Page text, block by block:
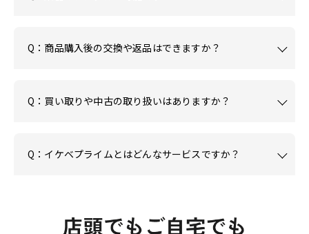
Q：商品購入後の交換や返品はできますか？
Q：買い取りや中古の取り扱いはありますか？
Q：イケベプライムとはどんなサービスですか？